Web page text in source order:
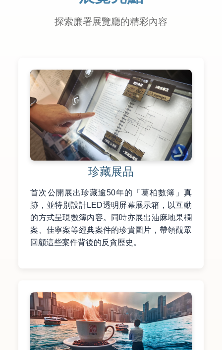
探索廉署展覽廳的精彩內容
珍藏展品
首次公開展出珍藏逾50年的「葛柏數簿」真
跡，並特別設計LED透明屏幕展示箱，以互動
的方式呈現數簿內容。同時亦展出油麻地果欄
案、佳寧案等經典案件的珍貴圖片，帶領觀眾
回顧這些案件背後的反貪歷史。